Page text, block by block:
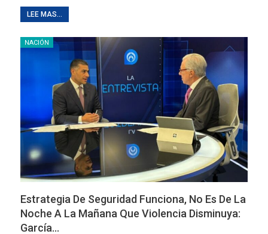
LEE MAS...
NACIÓN
Estrategia De Seguridad Funciona, No Es De La
Noche A La Mañana Que Violencia Disminuya:
García…